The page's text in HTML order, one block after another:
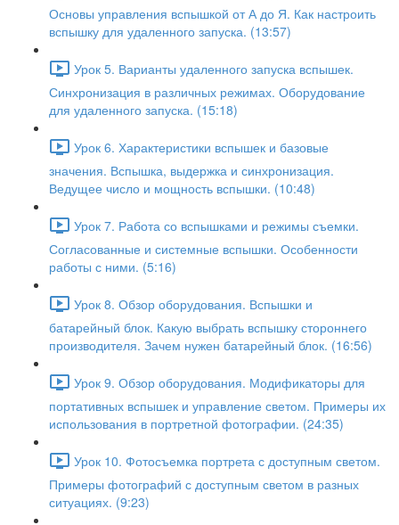
Основы управления вспышкой от А до Я. Как настроить
вспышку для удаленного запуска. (13:57)
Урок 5. Варианты удаленного запуска вспышек.
Синхронизация в различных режимах. Оборудование
для удаленного запуска. (15:18)
Урок 6. Характеристики вспышек и базовые
значения. Вспышка, выдержка и синхронизация.
Ведущее число и мощность вспышки. (10:48)
Урок 7. Работа со вспышками и режимы съемки.
Согласованные и системные вспышки. Особенности
работы с ними. (5:16)
Урок 8. Обзор оборудования. Вспышки и
батарейный блок. Какую выбрать вспышку стороннего
производителя. Зачем нужен батарейный блок. (16:56)
Урок 9. Обзор оборудования. Модификаторы для
портативных вспышек и управление светом. Примеры их
использования в портретной фотографии. (24:35)
Урок 10. Фотосъемка портрета с доступным светом.
Примеры фотографий с доступным светом в разных
ситуациях. (9:23)